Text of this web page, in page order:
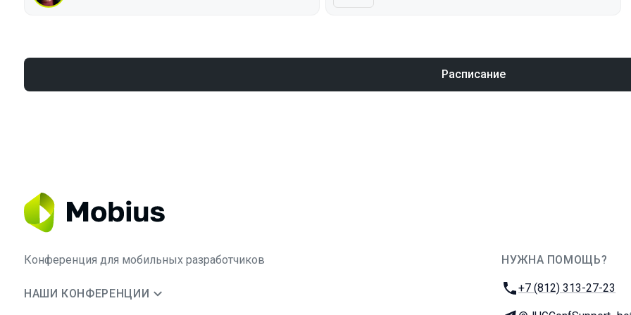
Расписание
Конференция для мобильных разработчиков
НАШИ КОНФЕРЕНЦИИ
НУЖНА ПОМОЩЬ?
Телефон:
+7 (812) 313-27-23